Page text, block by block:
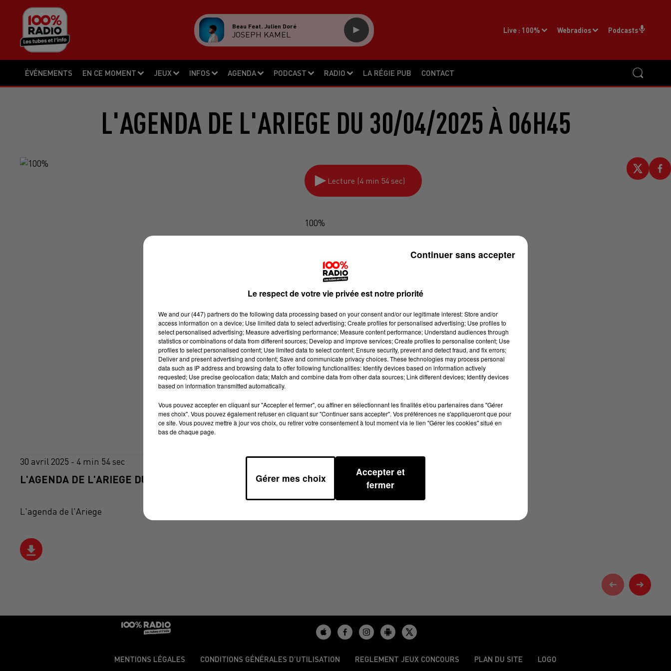
ÉVÉNEMENTS EN CE MOMENT JEUX INFOS AGENDA PODCAST RADIO LA RÉGIE PUB CONTACT
Live : 100% Webradios Podcasts
Beau Feat. Julien Doré
JOSEPH KAMEL
L'AGENDA DE L'ARIEGE DU 30/04/2025 À 06H45
Lecture (4 min 54 sec)
100%
30 avril 2025 - 4 min 54 sec
L'AGENDA DE L'ARIEGE DU 30/04/2025 À 06H45
L'agenda de l'Ariege
MENTIONS LÉGALES CONDITIONS GÉNÉRALES D’UTILISATION REGLEMENT JEUX CONCOURS PLAN DU SITE LOGO
Le respect de votre vie privée est notre priorité
We and our (447) partnersdo the following data processing based on your consent and/or our legitimate interest: Store and/or
access information on a device; Use limited data to select advertising; Create profiles for personalised advertising; Use profiles to
select personalised advertising; Measure advertising performance; Measure content performance; Understand audiences through
statistics or combinations of data from different sources; Develop and improve services; Create profiles to personalise content; Use
profiles to select personalised content; Use limited data to select content; Ensure security, prevent and detect fraud, and fix errors;
Deliver and present advertising and content; Save and communicate privacy choices. These technologies may process personal
data such as IP address and browsing data to offer following functionalities: Identify devices based on information actively
requested; Use precise geolocation data; Match and combine data from other data sources; Link different devices; Identify devices
based on information transmitted automatically.
Vous pouvez accepter en cliquant sur "Accepter et fermer", ou affiner en sélectionnant les finalités et/ou partenaires dans "Gérer
mes choix". Vous pouvez également refuser en cliquant sur "Continuer sans accepter". Vos préférences ne s'appliqueront que pour
ce site. Vous pouvez mettre à jour vos choix, ou retirer votre consentement à tout moment via le lien "Gérer les cookies" situé en
bas de chaque page.
Gérer mes choix
Accepter et
fermer
Continuer sans accepter